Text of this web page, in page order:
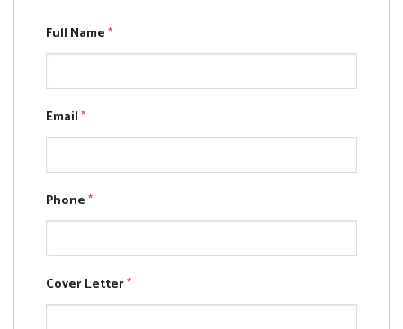
Full Name*
Email*
Phone*
Cover Letter*